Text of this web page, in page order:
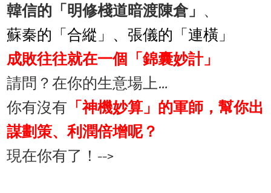
韓信的「明修棧道暗渡陳倉」 、
蘇秦的「合縱」、張儀的「連橫」
成敗往往就在一個「錦囊妙計」
請問？在你的生意場上…
你有沒有 「神機妙算」的軍師，幫你出
謀劃策、利潤倍增呢？
現在你有了！-->